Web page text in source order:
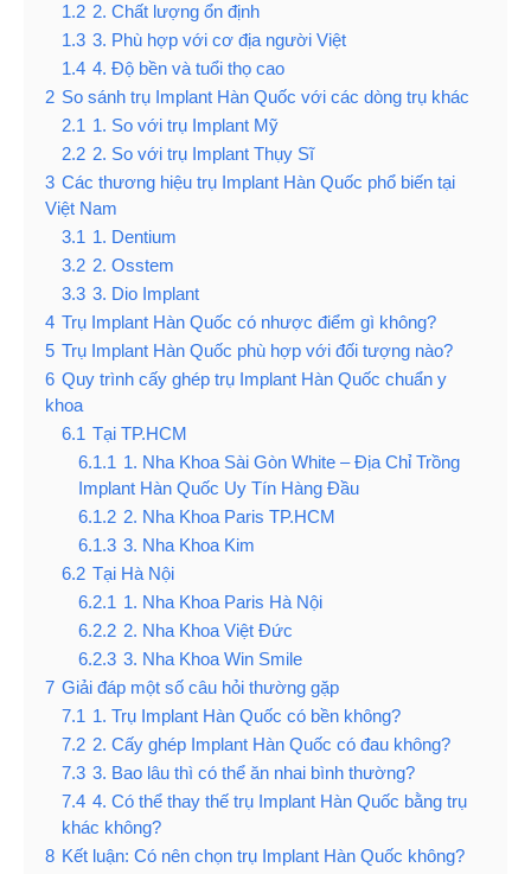
1.2 2. Chất lượng ổn định
1.3 3. Phù hợp với cơ địa người Việt
1.4 4. Độ bền và tuổi thọ cao
2 So sánh trụ Implant Hàn Quốc với các dòng trụ khác
2.1 1. So với trụ Implant Mỹ
2.2 2. So với trụ Implant Thụy Sĩ
3 Các thương hiệu trụ Implant Hàn Quốc phổ biến tại
Việt Nam
3.1 1. Dentium
3.2 2. Osstem
3.3 3. Dio Implant
4 Trụ Implant Hàn Quốc có nhược điểm gì không?
5 Trụ Implant Hàn Quốc phù hợp với đối tượng nào?
6 Quy trình cấy ghép trụ Implant Hàn Quốc chuẩn y
khoa
6.1 Tại TP.HCM
6.1.1 1. Nha Khoa Sài Gòn White – Địa Chỉ Trồng
Implant Hàn Quốc Uy Tín Hàng Đầu
6.1.2 2. Nha Khoa Paris TP.HCM
6.1.3 3. Nha Khoa Kim
6.2 Tại Hà Nội
6.2.1 1. Nha Khoa Paris Hà Nội
6.2.2 2. Nha Khoa Việt Đức
6.2.3 3. Nha Khoa Win Smile
7 Giải đáp một số câu hỏi thường gặp
7.1 1. Trụ Implant Hàn Quốc có bền không?
7.2 2. Cấy ghép Implant Hàn Quốc có đau không?
7.3 3. Bao lâu thì có thể ăn nhai bình thường?
7.4 4. Có thể thay thế trụ Implant Hàn Quốc bằng trụ
khác không?
8 Kết luận: Có nên chọn trụ Implant Hàn Quốc không?